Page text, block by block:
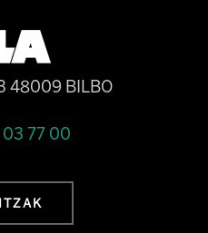
48009 BILBO
77 00